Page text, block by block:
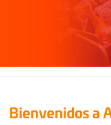
Bienvenidos a